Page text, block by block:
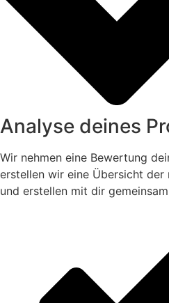
Analyse deines
Wir nehmen eine Bewertung
erstellen wir eine Übersicht der
und erstellen mit dir